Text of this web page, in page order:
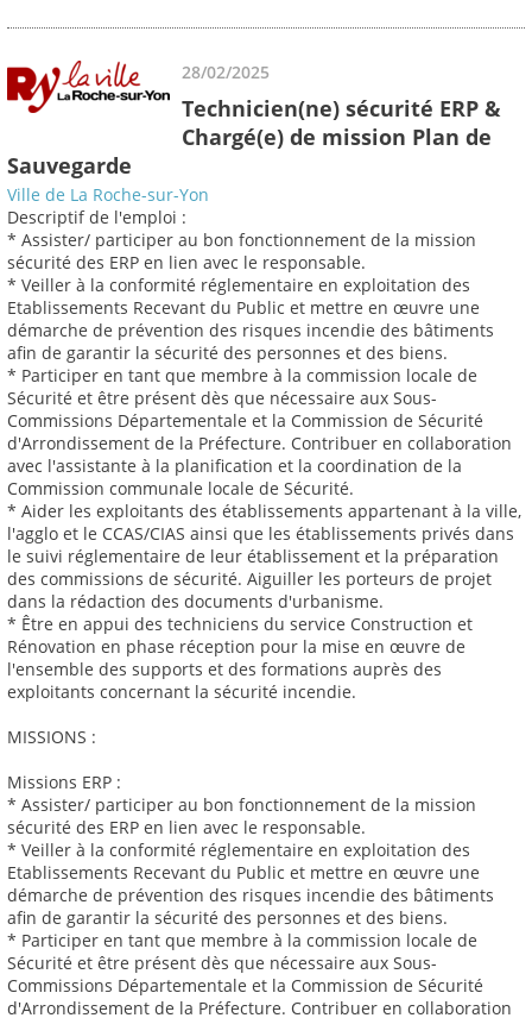
28/02/2025
Technicien(ne) sécurité ERP &
Chargé(e) de mission Plan de
Sauvegarde
Ville de La Roche-sur-Yon
Descriptif de l'emploi :
* Assister/ participer au bon fonctionnement de la mission
sécurité des ERP en lien avec le responsable.
* Veiller à la conformité réglementaire en exploitation des
Etablissements Recevant du Public et mettre en œuvre une
démarche de prévention des risques incendie des bâtiments
afin de garantir la sécurité des personnes et des biens.
* Participer en tant que membre à la commission locale de
Sécurité et être présent dès que nécessaire aux Sous-
Commissions Départementale et la Commission de Sécurité
d'Arrondissement de la Préfecture. Contribuer en collaboration
avec l'assistante à la planification et la coordination de la
Commission communale locale de Sécurité.
* Aider les exploitants des établissements appartenant à la ville,
l'agglo et le CCAS/CIAS ainsi que les établissements privés dans
le suivi réglementaire de leur établissement et la préparation
des commissions de sécurité. Aiguiller les porteurs de projet
dans la rédaction des documents d'urbanisme.
* Être en appui des techniciens du service Construction et
Rénovation en phase réception pour la mise en œuvre de
l'ensemble des supports et des formations auprès des
exploitants concernant la sécurité incendie.
MISSIONS :
Missions ERP :
* Assister/ participer au bon fonctionnement de la mission
sécurité des ERP en lien avec le responsable.
* Veiller à la conformité réglementaire en exploitation des
Etablissements Recevant du Public et mettre en œuvre une
démarche de prévention des risques incendie des bâtiments
afin de garantir la sécurité des personnes et des biens.
* Participer en tant que membre à la commission locale de
Sécurité et être présent dès que nécessaire aux Sous-
Commissions Départementale et la Commission de Sécurité
d'Arrondissement de la Préfecture. Contribuer en collaboration